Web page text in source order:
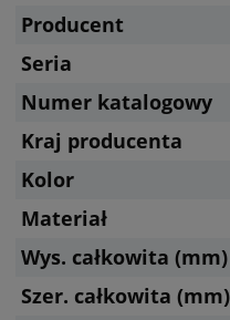
Producent
Seria
Numer katalogowy
Kraj producenta
Kolor
Materiał
Wys. całkowita (mm)
Szer. całkowita (mm)